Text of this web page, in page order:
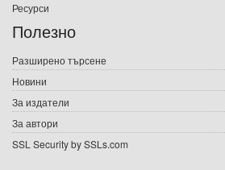
Е-списания
Подаръци
Ваучери
Промоции
Ресурси
Полезно
Разширено търсене
Новини
За издатели
За автори
SSL Security by SSLs.com